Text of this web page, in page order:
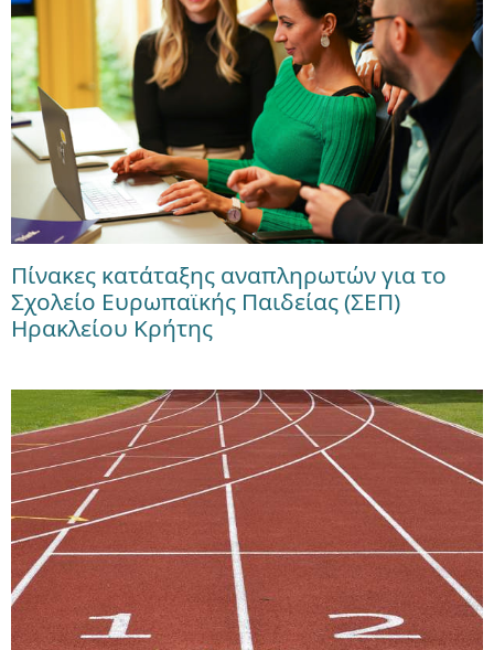
Πίνακες κατάταξης αναπληρωτών για το
Σχολείο Ευρωπαϊκής Παιδείας (ΣΕΠ)
Ηρακλείου Κρήτης